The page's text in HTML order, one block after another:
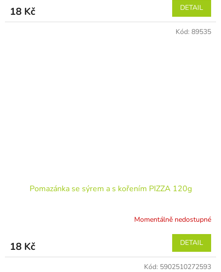
18 Kč DETAIL
Pomazánka se sýrem a s kořením PIZZA 120g
Momentálně nedostupné
18 Kč DETAIL
Kód: 89535
Kód: 5902510272593